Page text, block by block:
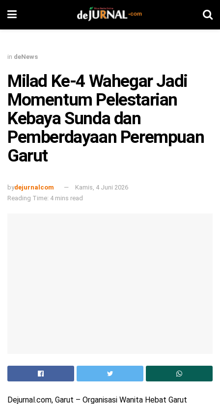
in deNews
Milad Ke-4 Wahegar Jadi
Momentum Pelestarian
Kebaya Sunda dan
Pemberdayaan Perempuan
Garut
bydejurnalcom
Kamis, 4 Juni 2026
Reading Time: 4 mins read
Dejurnal.com, Garut – Organisasi Wanita Hebat Garut